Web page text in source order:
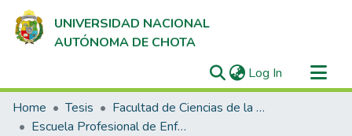
UNIVERSIDAD NACIONAL
AUTÓNOMA DE CHOTA
Log In (current)
Communities & Collections
All of DSpace
Home Tesis
Facultad de Ciencias de la Salud
Escuela Profesional de Enfermería